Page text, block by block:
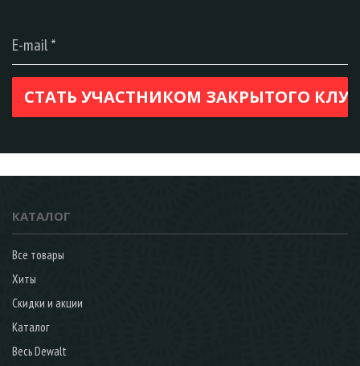
КАТАЛОГ
Все товары
Хиты
Скидки и акции
Каталог
Весь Dewalt